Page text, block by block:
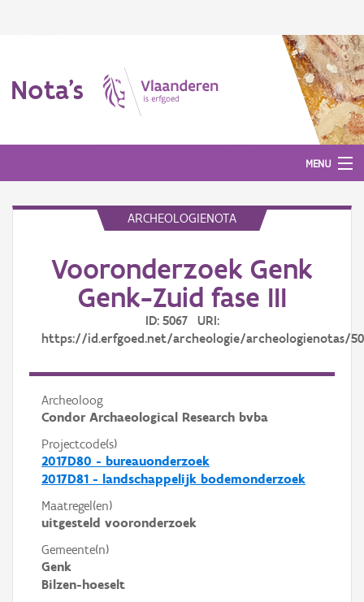
Nota's
MENU
Aanmelden
ARCHEOLOGIENOTA
Vooronderzoek Genk
Genk-Zuid fase III
ID: 5067 URI:
https://id.erfgoed.net/archeologie/archeologienotas/
Archeoloog
Condor Archaeological Research bvba
Projectcode(s)
2017D80 - bureauonderzoek
2017D81 - landschappelijk bodemonderzoek
Maatregel(en)
uitgesteld vooronderzoek
Gemeente(n)
Genk
Bilzen-hoeselt